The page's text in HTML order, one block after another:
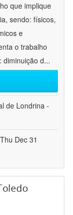
que implique
sendo: físicos,
e
o trabalho
diminuição d...
de Londrina -
Dec 31